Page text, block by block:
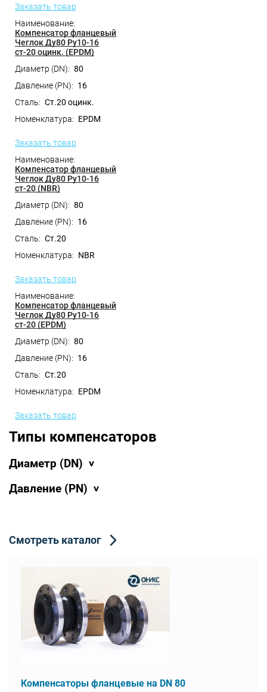
Заказать товар
Компенсатор фланцевый
Чеглок Ду80 Ру10-16
ст-20 оцинк. (EPDM)
80
16
Ст.20 оцинк.
EPDM
Заказать товар
Компенсатор фланцевый
Чеглок Ду80 Ру10-16
ст-20 (NBR)
80
16
Ст.20
NBR
Заказать товар
Компенсатор фланцевый
Чеглок Ду80 Ру10-16
ст-20 (EPDM)
80
16
Ст.20
EPDM
Заказать товар
Типы компенсаторов
Диаметр (DN)
Давление (PN)
Смотреть каталог
Компенсаторы фланцевые на DN 80